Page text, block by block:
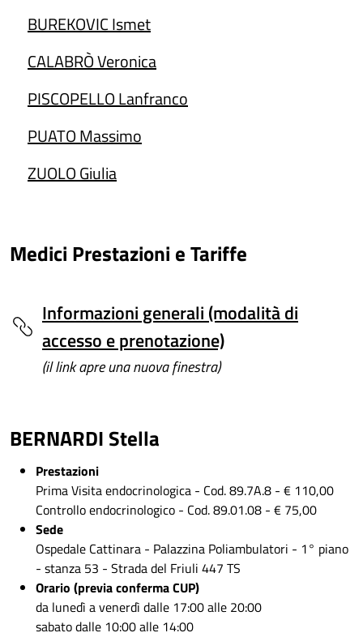
BUREKOVIC Ismet
CALABRÒ Veronica
PISCOPELLO Lanfranco
PUATO Massimo
ZUOLO Giulia
Medici Prestazioni e Tariffe
Informazioni generali (modalità di
accesso e prenotazione)
(il link apre una nuova finestra)
BERNARDI Stella
Prestazioni
Prima Visita endocrinologica - Cod. 89.7A.8 - € 110,00
Controllo endocrinologico - Cod. 89.01.08 - € 75,00
Sede
Ospedale Cattinara - Palazzina Poliambulatori - 1° piano
- stanza 53 - Strada del Friuli 447 TS
Orario (previa conferma CUP)
da lunedì a venerdì dalle 17:00 alle 20:00
sabato dalle 10:00 alle 14:00